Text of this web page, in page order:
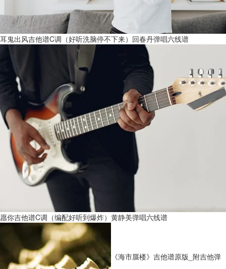
耳鬼出风吉他谱C调（好听洗脑停不下来）回春丹弹唱六线谱
愿你吉他谱C调（编配好听到爆炸）黄静美弹唱六线谱
《海市蜃楼》吉他谱原版_附吉他弹